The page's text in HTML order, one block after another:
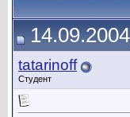
tatarinoff
Студент